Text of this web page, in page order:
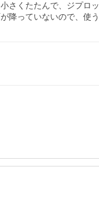
さくたたんで、ジプ
降っていないので、使う